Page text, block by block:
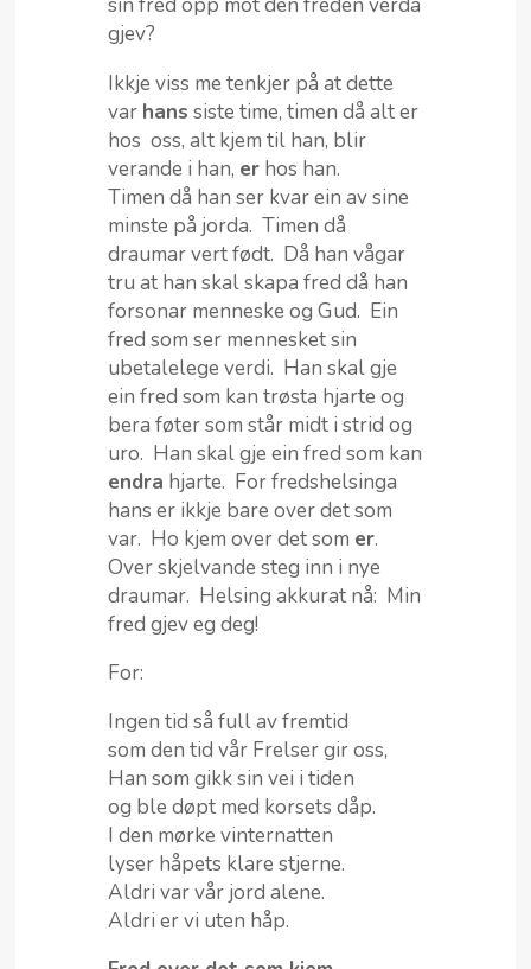
sin fred opp mot den freden verda
gjev?
Ikkje viss me tenkjer på at dette
var hans siste time, timen då alt er
hos oss, alt kjem til han, blir
verande i han, er hos han.
Timen då han ser kvar ein av sine
minste på jorda. Timen då
draumar vert født. Då han vågar
tru at han skal skapa fred då han
forsonar menneske og Gud. Ein
fred som ser mennesket sin
ubetalelege verdi. Han skal gje
ein fred som kan trøsta hjarte og
bera føter som står midt i strid og
uro. Han skal gje ein fred som kan
endra hjarte. For fredshelsinga
hans er ikkje bare over det som
var. Ho kjem over det som er.
Over skjelvande steg inn i nye
draumar. Helsing akkurat nå: Min
fred gjev eg deg!
For:
Ingen tid så full av fremtid
som den tid vår Frelser gir oss,
Han som gikk sin vei i tiden
og ble døpt med korsets dåp.
I den mørke vinternatten
lyser håpets klare stjerne.
Aldri var vår jord alene.
Aldri er vi uten håp.